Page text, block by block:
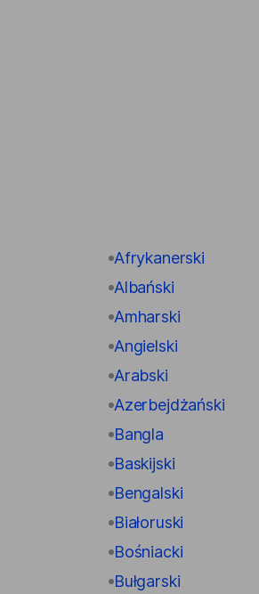
Afrykanerski
Albański
Amharski
Angielski
Arabski
Azerbejdżański
Bangla
Baskijski
Bengalski
Białoruski
Bośniacki
Bułgarski